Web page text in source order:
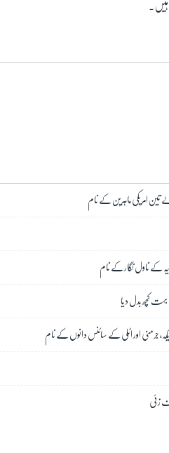
تین امریکی ماہرین کے نام
کے ناول نگار کے نام
کچھ بدل دیا
جرمنی اور اٹلی کے سائنس دانوں کے نام
زئی